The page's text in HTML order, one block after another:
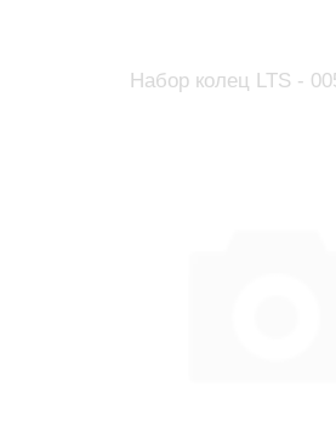
Набор колец LTS -